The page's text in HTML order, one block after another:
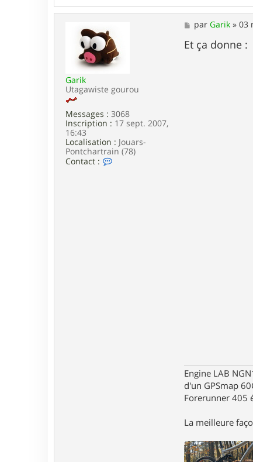
t
e
a
r
i
Garik
Utagawiste gourou
Messages : 3068
Inscription : 17 sept. 2007,
16:43
Localisation : Jouars-
Pontchartrain (78)
Contact :
M
e
s
s
parGarik »03
Et ça donne :
Engine LAB
d'un GPSmap
Forerunner 405
La meilleure